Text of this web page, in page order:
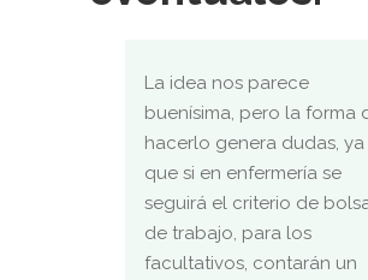
La idea nos parece
buenísima, pero la forma
hacerlo genera dudas, ya
que si en enfermería se
seguirá el criterio de
de trabajo, para los
facultativos, contarán un